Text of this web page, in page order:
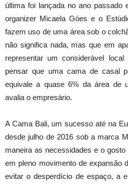
última foi lançada no ano passado
organizer Micaela Góes e o
fazem uso de uma área sob o
não significa nada, mas que em
representar um considerável local
pensar que uma cama de casal
equivale a quase 6% da área de
avalia o empresário.
A Cama Bali, um sucesso até na
desde julho de 2016 sob a marca
maneira as necessidades e o
em pleno movimento de expansão
evitar o desperdício de espaço, a